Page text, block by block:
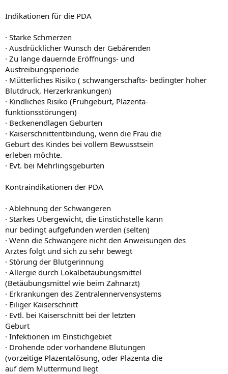
Indikationen für die PDA
· Starke Schmerzen
· Ausdrücklicher Wunsch der Gebärenden
· Zu lange dauernde Eröffnungs- und
Austreibungsperiode
· Mütterliches Risiko ( schwangerschafts- bedingter hoher
Blutdruck, Herzerkrankungen)
· Kindliches Risiko (Frühgeburt, Plazenta-
funktionsstörungen)
· Beckenendlagen Geburten
· Kaiserschnittentbindung, wenn die Frau die
Geburt des Kindes bei vollem Bewusstsein
erleben möchte.
· Evt. bei Mehrlingsgeburten
Kontraindikationen der PDA
· Ablehnung der Schwangeren
· Starkes Übergewicht, die Einstichstelle kann
nur bedingt aufgefunden werden (selten)
· Wenn die Schwangere nicht den Anweisungen des
Arztes folgt und sich zu sehr bewegt
· Störung der Blutgerinnung
· Allergie durch Lokalbetäubungsmittel
(Betäubungsmittel wie beim Zahnarzt)
· Erkrankungen des Zentralennervensystems
· Eiliger Kaiserschnitt
· Evtl. bei Kaiserschnitt bei der letzten
Geburt
· Infektionen im Einstichgebiet
· Drohende oder vorhandene Blutungen
(vorzeitige Plazentalösung, oder Plazenta die
auf dem Muttermund liegt